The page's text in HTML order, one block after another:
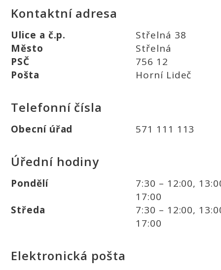
Kontaktní adresa
Ulice a č.p.
Střelná 38
Město
Střelná
PSČ
756 12
Pošta
Horní Lideč
Telefonní čísla
Obecní úřad 571 111 113
Úřední hodiny
Pondělí
7:30 – 12:00,
17:00
Středa
7:30 – 12:00,
17:00
Elektronická pošta